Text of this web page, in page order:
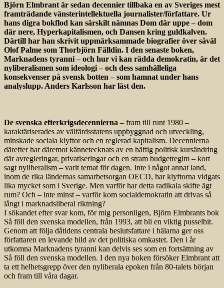
Björn Elmbrant är sedan decennier tillbaka en av Sveriges mest
framträdande vänsterintellektuella journalister/författare. Ur
hans digra bokflod kan särskilt nämnas Dom där uppe – dom
där nere, Hyperkapitalismen, och Dansen kring guldkalven.
Därtill har han skrivit uppmärksammade biografier över såväl
Olof Palme som Thorbjörn Fälldin. I den senaste boken,
Marknadens tyranni – och hur vi kan rädda demokratin, är det
nyliberalismen som ideologi – och dess samhälleliga
konsekvenser på svensk botten – som hamnat under hans
analyslupp. Anders Karlsson har läst den.
De svenska efterkrigsdecennierna – fram till runt 1980 –
karaktäriserades av välfärdsstatens uppbyggnad och utveckling,
minskade sociala klyftor och en reglerad kapitalism. Decennierna
därefter har däremot kännetecknats av en häftig politisk kursändring
där avregleringar, privatiseringar och en stram budgetregim – kort
sagt nyliberalism – varit temat för dagen. Inte i något annat land,
inom de rika ländernas samarbetsorgan OECD, har klyftorna vidgats
lika mycket som i Sverige. Men varför har detta radikala skifte ägt
rum? Och – inte minst – varför kom socialdemokratin att drivas så
långt i marknadsliberal riktning?
I sökandet efter svar kom, för mig personligen, Björn Elmbrants bok
Så föll den svenska modellen, från 1993, att bli en viktig pusselbit.
Genom att följa dåtidens centrala beslutsfattare i hälarna ger oss
författaren en levande bild av det politiska omkastet. Den i år
utkomna Marknadens tyranni kan delvis ses som en fortsättning av
Så föll den svenska modellen. I den nya boken försöker Elmbrant att
ta ett helhetsgrepp över den nyliberala epoken från 80-talets början
och fram till våra dagar.